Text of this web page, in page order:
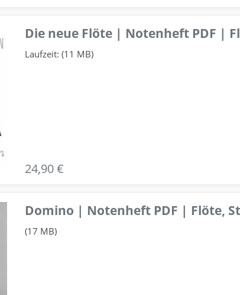
Die neue Flöte | Notenheft PDF |
Laufzeit: (11 MB)
24,90 €
Domino | Notenheft PDF | Flöte,
(17 MB)